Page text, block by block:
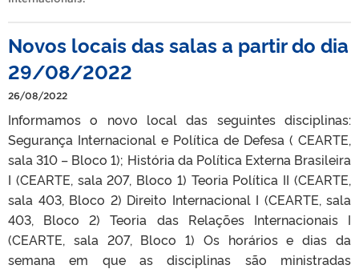
Novos locais das salas a partir do dia
29/08/2022
26/08/2022
Informamos o novo local das seguintes disciplinas:
Segurança Internacional e Política de Defesa ( CEARTE,
sala 310 – Bloco 1); História da Política Externa Brasileira
I (CEARTE, sala 207, Bloco 1) Teoria Política II (CEARTE,
sala 403, Bloco 2) Direito Internacional I (CEARTE, sala
403, Bloco 2) Teoria das Relações Internacionais I
(CEARTE, sala 207, Bloco 1) Os horários e dias da
semana em que as disciplinas são ministradas